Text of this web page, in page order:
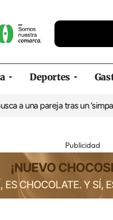
Deportes
a una pareja tras un
Publicidad